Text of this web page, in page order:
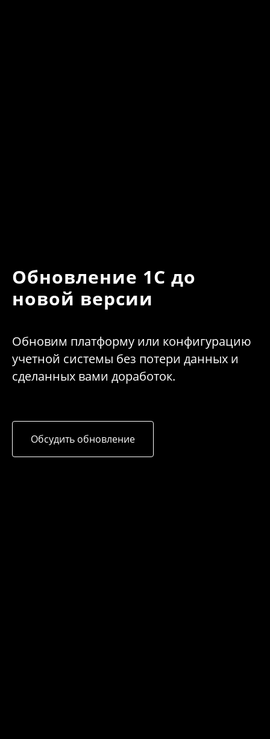
Обновление 1С до
новой версии
Обновим платформу или конфигурацию
учетной системы без потери данных и
сделанных вами доработок.
Обсудить обновление